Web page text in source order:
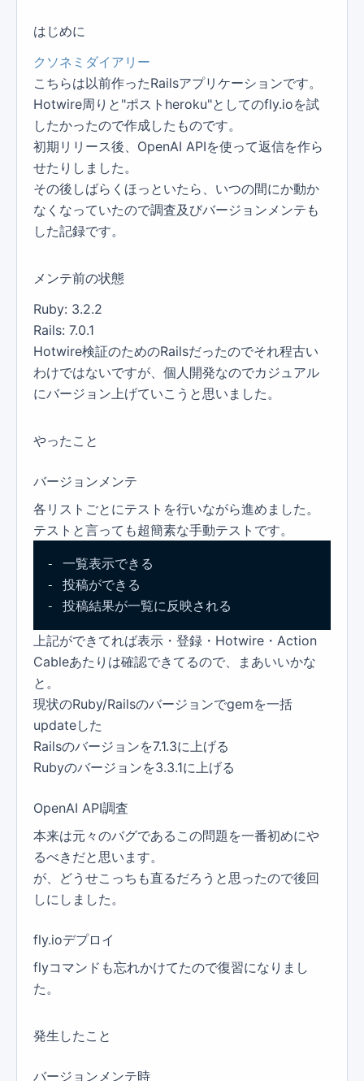
はじめに
クソネミダイアリー
こちらは以前作ったRailsアプリケーションです。
Hotwire周りと"ポストheroku"としてのfly.ioを試
したかったので作成したものです。
初期リリース後、OpenAI APIを使って返信を作ら
せたりしました。
その後しばらくほっといたら、いつの間にか動か
なくなっていたので調査及びバージョンメンテも
した記録です。
メンテ前の状態
Ruby: 3.2.2
Rails: 7.0.1
Hotwire検証のためのRailsだったのでそれ程古い
わけではないですが、個人開発なのでカジュアル
にバージョン上げていこうと思いました。
やったこと
バージョンメンテ
各リストごとにテストを行いながら進めました。
テストと言っても超簡素な手動テストです。
-
-
- 投稿結果が一覧に反映される
上記ができてれば表示・登録・Hotwire・Action
Cableあたりは確認できてるので、まあいいかな
と。
現状のRuby/Railsのバージョンでgemを一括
updateした
Railsのバージョンを7.1.3に上げる
Rubyのバージョンを3.3.1に上げる
OpenAI API調査
本来は元々のバグであるこの問題を一番初めにや
るべきだと思います。
が、どうせこっちも直るだろうと思ったので後回
しにしました。
fly.ioデプロイ
flyコマンドも忘れかけてたので復習になりまし
た。
発生したこと
バージョンメンテ時